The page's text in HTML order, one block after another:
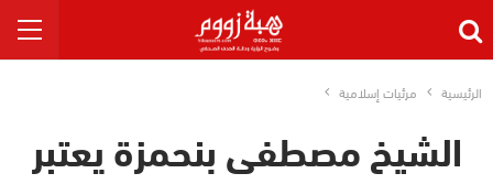
الرئيسية مرئيات إسلامية
الشيخ مصطفى بنحمزة يعتبر